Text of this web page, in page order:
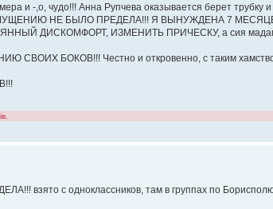
и -,о, чудо!!! Анна Рупчева оказывается берет трубку
ВОЗМУЩЕНИЮ НЕ БЫЛО ПРЕДЕЛА!!! Я ВЫНУЖДЕНА 7
ДИСКОМФОРТ, ИЗМЕНИТЬ ПРИЧЕСКУ, а сия мадам
БОКОВ!!! Честно и откровенно, с таким
с одноклассников, там в группах по Борисполю